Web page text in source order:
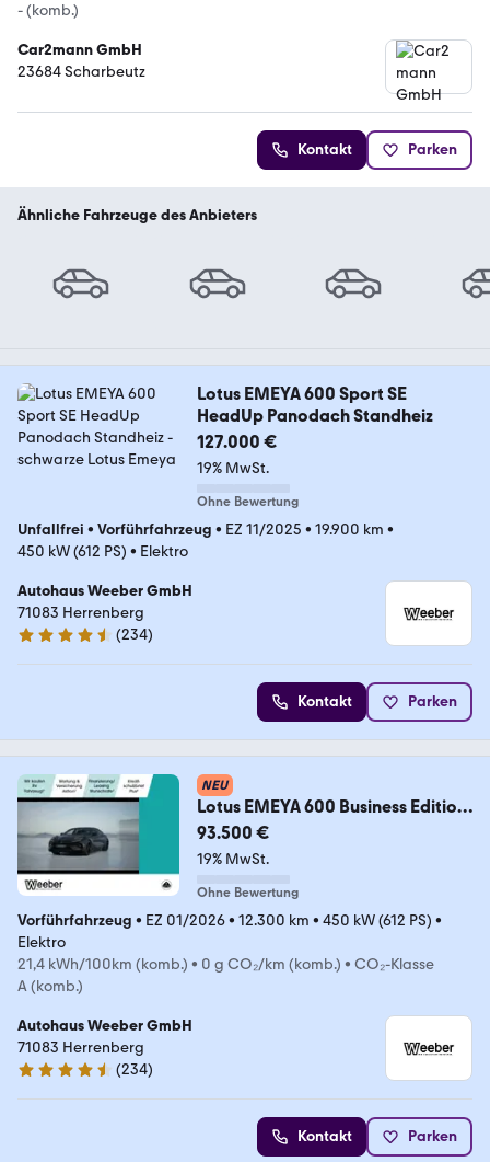
- (komb.)
Car2mann GmbH
23684 Scharbeutz
Kontakt Parken
Ähnliche Fahrzeuge des Anbieters
Lotus EMEYA 600 Sport SE
HeadUp Panodach Standheiz
127.000 €
19% MwSt.
Ohne Bewertung
Unfallfrei • Vorführfahrzeug • EZ 11/2025 • 19.900 km •
450 kW (612 PS) • Elektro
Autohaus Weeber GmbH
71083 Herrenberg
4.6 Sterne
(234)
Kontakt Parken
NEU
Lotus EMEYA 600 Business Edition
HeadUp Standheiz LM
93.500 €
19% MwSt.
Ohne Bewertung
Vorführfahrzeug • EZ 01/2026• 12.300 km • 450 kW (612 PS) •
Elektro
21,4 kWh/100km (komb.) • 0 g CO₂/km (komb.) • CO₂-Klasse
A (komb.)
Autohaus Weeber GmbH
71083 Herrenberg
4.6 Sterne
(234)
Kontakt Parken